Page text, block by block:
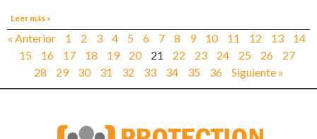
Leer más »
« Anterior 1 2 3 4 5 6 7 8 9 10 11 12 13
14
15
16 17 18 19 20 21 22 23 24 25 26
27
28
29 30 31 32 33 34 35 36 Siguiente »